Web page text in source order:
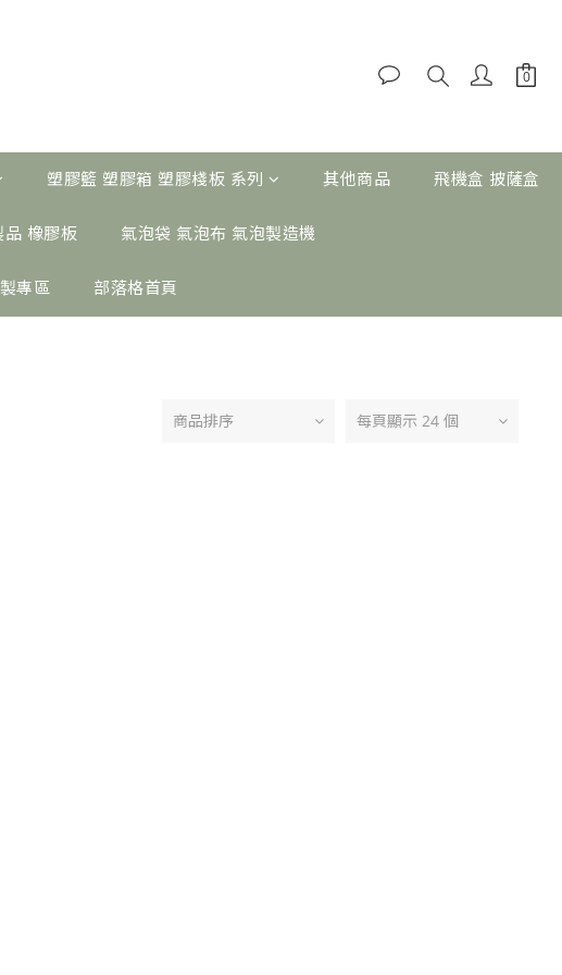
塑膠籃 塑膠箱 塑膠棧板 系列 其他商品 飛機盒 披薩盒
品 橡膠板 氣泡袋 氣泡布 氣泡製造機
專區 部落格首頁
商品排序 每頁顯示 24 個